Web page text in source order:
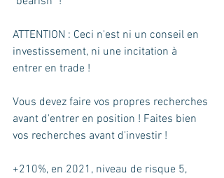
ATTENTION : Ceci n'est ni un conseil en
investissement, ni une incitation à
entrer en trade !
Vous devez faire vos propres recherches
avant d'entrer en position ! Faites bien
vos recherches avant d'investir !
+210%, en 2021, niveau de risque 5,